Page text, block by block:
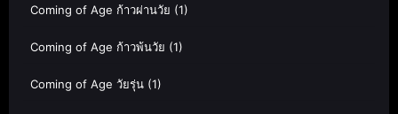
Coming of Age ก้าวผ่านวัย (1)
Coming of Age ก้าวพ้นวัย (1)
Coming of Age วัยรุ่น (1)